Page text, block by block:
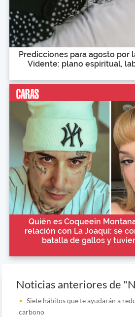
Predicciones para agosto por
Vidente: plano espiritual,
Quién es Coqueein
relación con La Joaqui: se
batalla de gallos y
Noticias anteriores de
Siete hábitos que te ayudarán a
carbono